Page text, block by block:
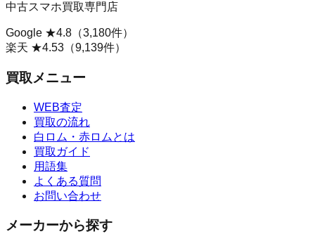
中古スマホ買取専門店
Google ★4.8 （3,180件）
楽天 ★4.53 （9,139件）
買取メニュー
WEB査定
買取の流れ
白ロム・赤ロムとは
買取ガイド
用語集
よくある質問
お問い合わせ
メーカーから探す